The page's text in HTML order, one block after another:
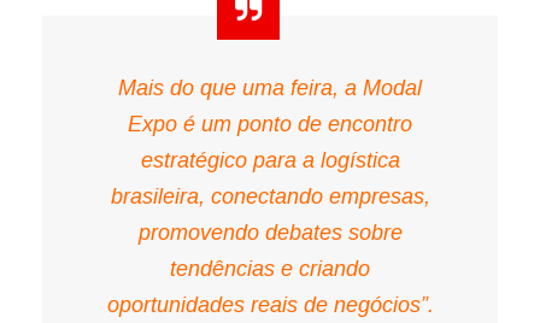
Mais do que uma feira, a Modal
Expo é um ponto de encontro
estratégico para a logística
brasileira, conectando empresas,
promovendo debates sobre
tendências e criando
oportunidades reais de negócios”.